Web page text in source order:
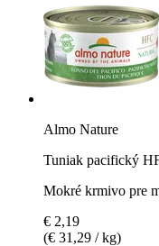
Almo Nature
Tuniak pacifický
Mokré krmivo pre
€ 2,19
(€ 31,29 / kg)